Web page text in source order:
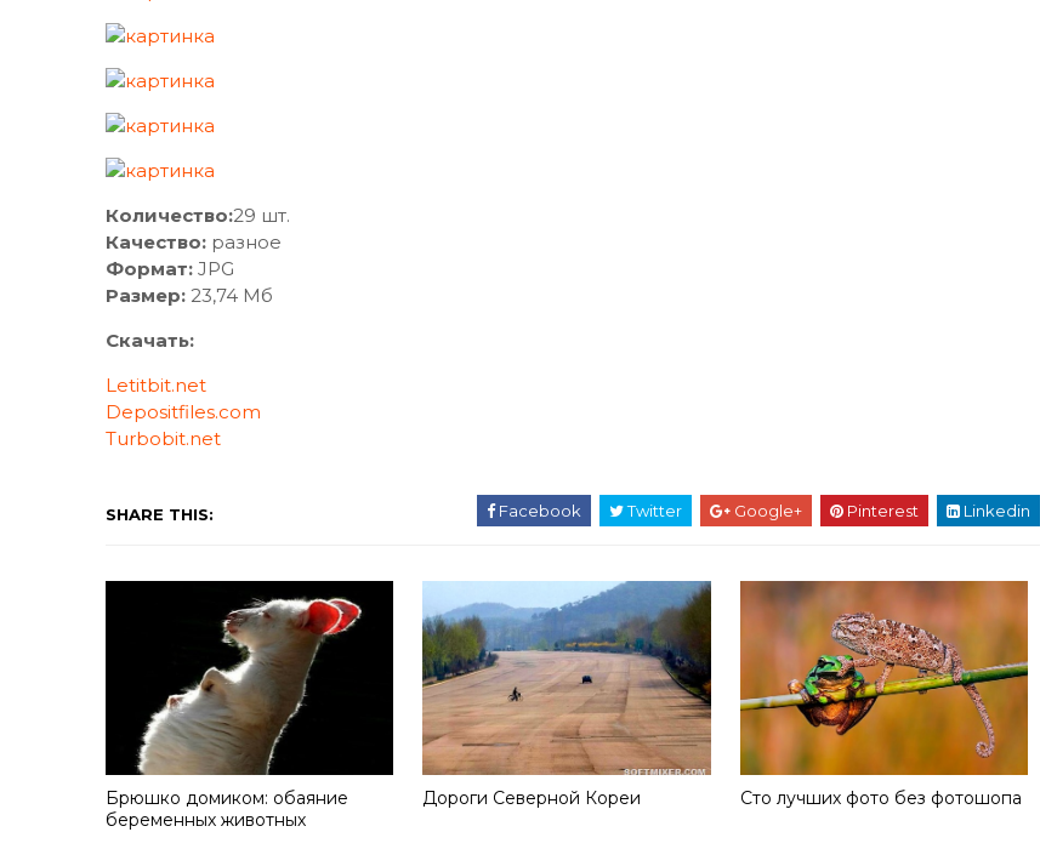
Количество:29 шт.
Качество: разное
Формат: JPG
Размер: 23,74 Мб
Скачать:
Letitbit.net
Depositfiles.com
Turbobit.net
SHARE THIS: Facebook Twitter Google+ Pinterest Linkedin
Брюшко домиком: обаяние
беременных животных
Дороги Северной Кореи Сто лучших фото без фотошопа